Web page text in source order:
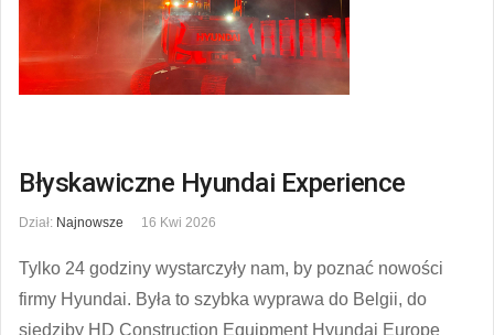
Błyskawiczne Hyundai Experience
Dział: Najnowsze 16 Kwi 2026
Tylko 24 godziny wystarczyły nam, by poznać nowości
firmy Hyundai. Była to szybka wyprawa do Belgii, do
siedziby HD Construction Equipment Hyundai Europe